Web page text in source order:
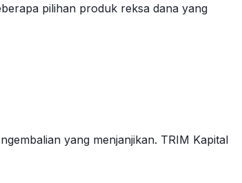
pilihan produk reksa dana yang
yang menjanjikan. TRIM Kapital